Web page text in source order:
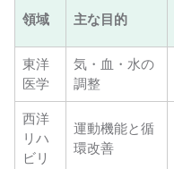
領域 主な目的
東洋
医学
気・血・水の
調整
西洋
リハ
ビリ
運動機能と循
環改善